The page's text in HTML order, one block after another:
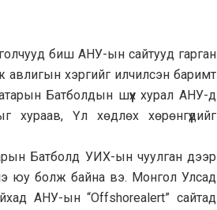
биш АНУ-ын сайтууд гарган
авлигын хэргийг илчилсэн баримт
Батболдын шүүх хурал АНУ-д
Үл хөдлөх хөрөнгүүдийг
Батболд УИХ-ын чуулган дээр
юу болж байна вэ. Монгол Улсад
АНУ-ын “Offshorealert” сайтад